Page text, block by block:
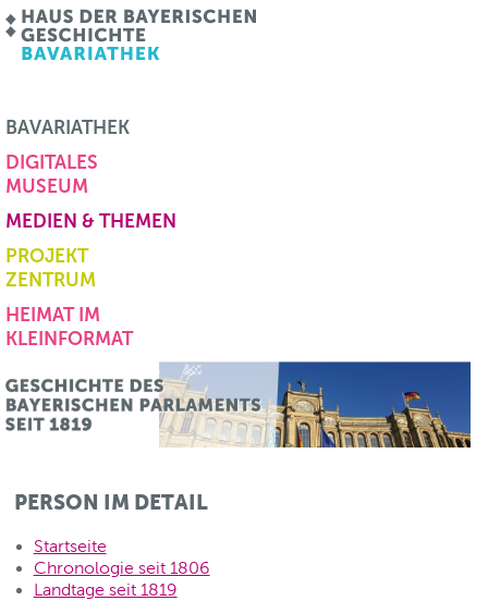
BAVARIATHEK
DIGITALES
MUSEUM
MEDIEN & THEMEN
PROJEKT
ZENTRUM
HEIMAT IM
KLEINFORMAT
PERSON IM DETAIL
Startseite
Chronologie seit 1806
Landtage seit 1819